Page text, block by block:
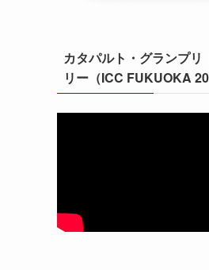
カタパルト・グランプリ
リー（ICC FUKUOKA